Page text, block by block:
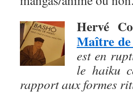
Hervé
Maître
est en
le haiku
rapport aux formes